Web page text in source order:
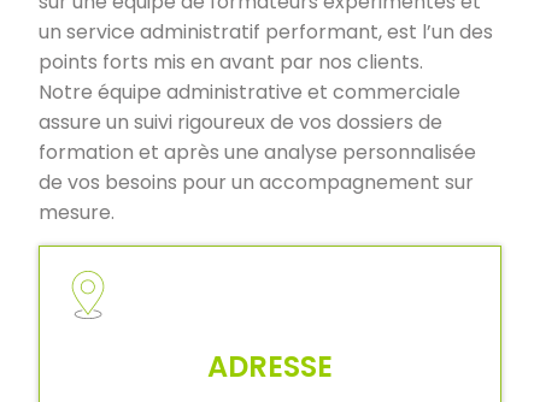
un service administratif performant, est l’un des
points forts mis en avant par nos clients.
Notre équipe administrative et commerciale
assure un suivi rigoureux de vos dossiers de
formation et après une analyse personnalisée
de vos besoins pour un accompagnement sur
mesure.
ADRESSE